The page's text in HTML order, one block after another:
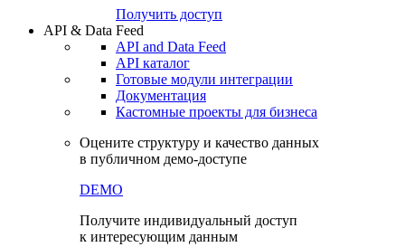
Получить доступ
API & Data Feed
API and Data Feed
API каталог
Готовые модули интеграции
Документация
Кастомные проекты для бизнеса
Оцените структуру и качество данных
в публичном демо-доступе
DEMO
Получите индивидуальный доступ
к интересующим данным